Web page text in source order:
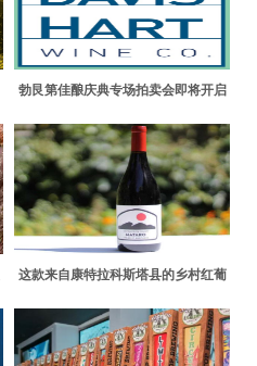
勃艮第佳酿庆典专场拍卖会即将开启
这款来自康特拉科斯塔县的乡村红葡